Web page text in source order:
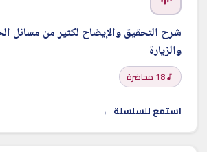
شرح التحقيق والإيضاح لكثير من مسائل
والزيارة
18 محاضرة
استمع للسلسلة ←